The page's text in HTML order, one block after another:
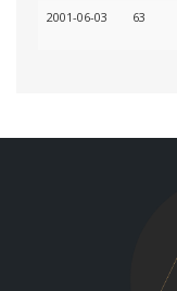
2001-06-03 63